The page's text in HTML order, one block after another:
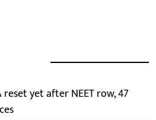
yet after NEET row, 47